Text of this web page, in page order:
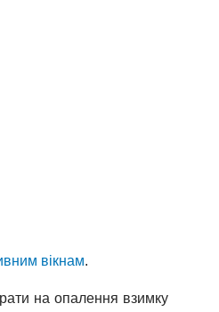
вікнам.
на опалення взимку